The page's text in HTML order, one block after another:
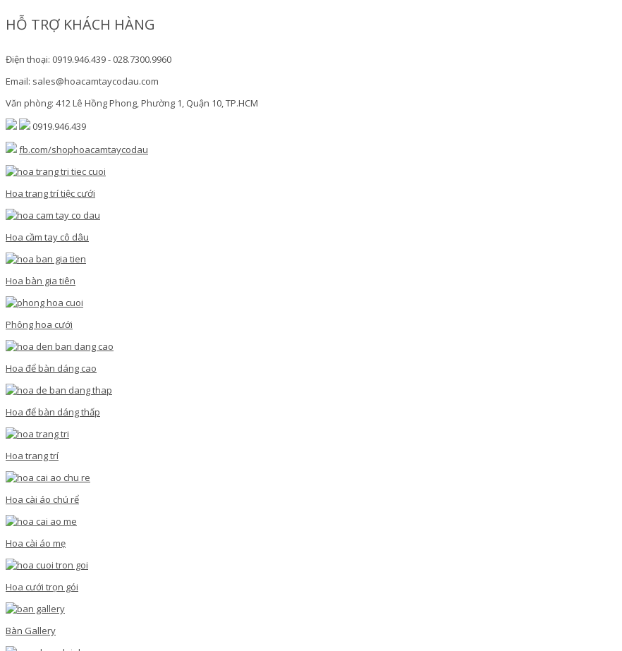
HỖ TRỢ KHÁCH HÀNG
Điện thoại: 0919.946.439 - 028.7300.9960
Email: sales@hoacamtaycodau.com
Văn phòng: 412 Lê Hồng Phong, Phường 1, Quận 10, TP.HCM
0919.946.439
fb.com/shophoacamtaycodau
Hoa trang trí tiệc cưới
Hoa cầm tay cô dâu
Hoa bàn gia tiên
Phông hoa cưới
Hoa để bàn dáng cao
Hoa để bàn dáng thấp
Hoa trang trí
Hoa cài áo chú rể
Hoa cài áo mẹ
Hoa cưới trọn gói
Bàn Gallery